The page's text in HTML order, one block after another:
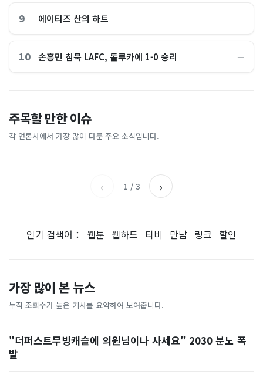
9 에이티즈 산의 하트 ―
10 손흥민 침묵 LAFC, 톨루카에 1-0 승리 ―
주목할 만한 이슈
각 언론사에서 가장 많이 다룬 주요 소식입니다.
"손주 돌보려고 집 비운건데"
"비거주면 다 투기냐!" 정부
세제개편안 민원 폭주…'국민
SBS
주목한 '반전 신호'
아시아경제
[속보] 주진우 "4시 투표율을
2시에 입력…선관위는 타임
탄 설치"…경찰, 협박글 작성
‹ 1 / 3 ›
인기 검색어： 웹툰 웹하드 티비 만남 링크 할인
가장 많이 본 뉴스
누적 조회수가 높은 기사를 요약하여 보여줍니다.
"더퍼스트무빙캐슬에 의원님이나 사세요" 2030 분노 폭
발